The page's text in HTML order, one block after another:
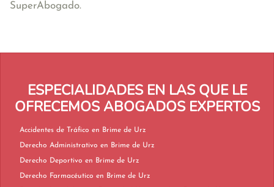
SuperAbogado.
ESPECIALIDADES EN LAS QUE LE
OFRECEMOS ABOGADOS EXPERTOS
Accidentes de Tráfico en Brime de Urz
Derecho Administrativo en Brime de Urz
Derecho Deportivo en Brime de Urz
Derecho Farmacéutico en Brime de Urz